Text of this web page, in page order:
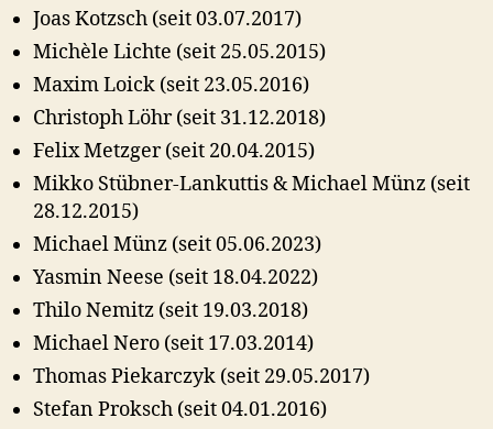
Joas Kotzsch (seit 03.07.2017)
Michèle Lichte (seit 25.05.2015)
Maxim Loick (seit 23.05.2016)
Christoph Löhr (seit 31.12.2018)
Felix Metzger (seit 20.04.2015)
Mikko Stübner-Lankuttis & Michael Münz (seit
28.12.2015)
Michael Münz (seit 05.06.2023)
Yasmin Neese (seit 18.04.2022)
Thilo Nemitz (seit 19.03.2018)
Michael Nero (seit 17.03.2014)
Thomas Piekarczyk (seit 29.05.2017)
Stefan Proksch (seit 04.01.2016)